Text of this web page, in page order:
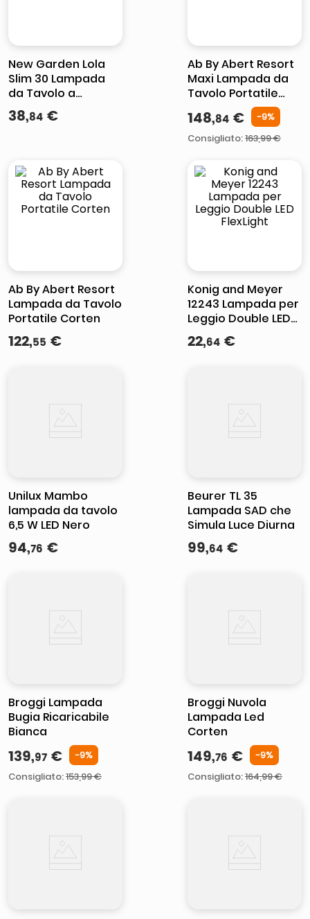
New Garden Lola
Slim 30 Lampada
da Tavolo a
Batteria Antracite
38,84 €
Ab By Abert Resort
Maxi Lampada da
Tavolo Portatile
148,84 € -9%
Consigliato:163,99 €
Ab By Abert Resort
Lampada da Tavolo
Portatile Corten
122,55 €
Konig and Meyer
12243 Lampada per
Leggio Double LED
FlexLight
22,64 €
Unilux Mambo
lampada da tavolo
6,5 W LED Nero
94,76 €
Beurer TL 35
Lampada SAD che
Simula Luce Diurna
99,64 €
Broggi Lampada
Bugia Ricaricabile
Bianca
139,97 € -9%
Consigliato:153,99 €
Broggi Nuvola
Lampada Led
Corten
149,76 € -9%
Consigliato:164,99 €